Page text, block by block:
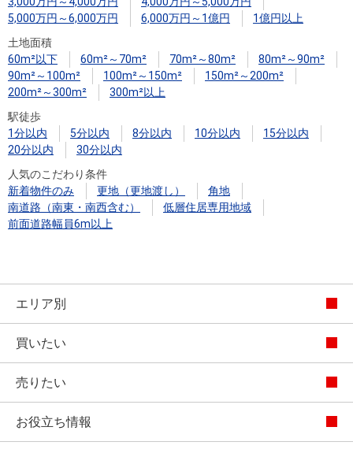
5,000万円～6,000万円
6,000万円～1億円
1億円以上
土地面積
60m²以下
60m²～70m² 70m²～80m²
80m²～90m²
90m²～100m²
100m²～150m²
150m²～200m²
200m²～300m²
300m²以上
駅徒歩
1分以内
5分以内 8分以内 10分以内
15分以内
20分以内
30分以内
人気のこだわり条件
新着物件のみ
更地（更地渡し）
角地
南道路（南東・南西含む）
低層住居専用地域
前面道路幅員6m以上
エリア別
買いたい
売りたい
お役立ち情報